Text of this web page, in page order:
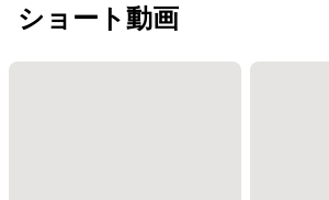
ショート動画